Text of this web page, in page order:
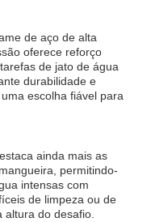
de aço de alta
oferece reforço
de jato de água
durabilidade e
escolha fiável para
ainda mais as
permitindo-
intensas com
de limpeza ou de
altura do desafio.